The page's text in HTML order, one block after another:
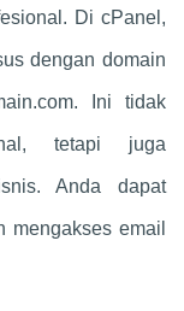
Di cPanel,
dengan domain
. Ini tidak
tetapi juga
Anda dapat
mengakses email